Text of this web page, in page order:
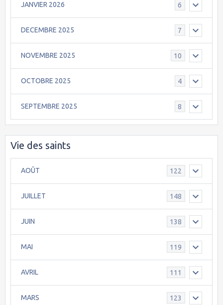
JANVIER 2026 6
DECEMBRE 2025 7
NOVEMBRE 2025 10
OCTOBRE 2025 4
SEPTEMBRE 2025 8
Vie des saints
AOÛT 122
JUILLET 148
JUIN 138
MAI 119
AVRIL 111
MARS 123